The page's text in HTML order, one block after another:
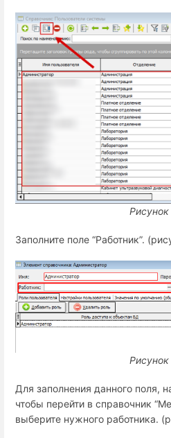
Рисунок
Заполните поле “Работник”.
Рисунок
Для заполнения данного поля,
чтобы перейти в справочник
выберите нужного работника.